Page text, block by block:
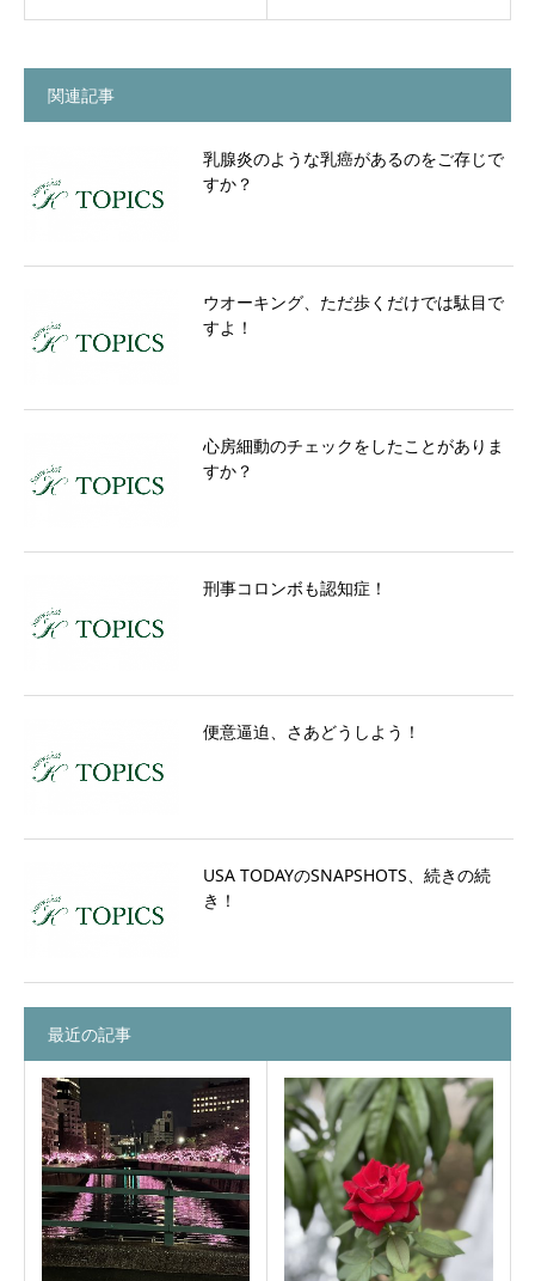
関連記事
乳腺炎のような乳癌があるのをご存じで
すか？
ウオーキング、ただ歩くだけでは駄目で
すよ！
心房細動のチェックをしたことがありま
すか？
刑事コロンボも認知症！
便意逼迫、さあどうしよう！
USA TODAYのSNAPSHOTS、続きの続
き！
最近の記事